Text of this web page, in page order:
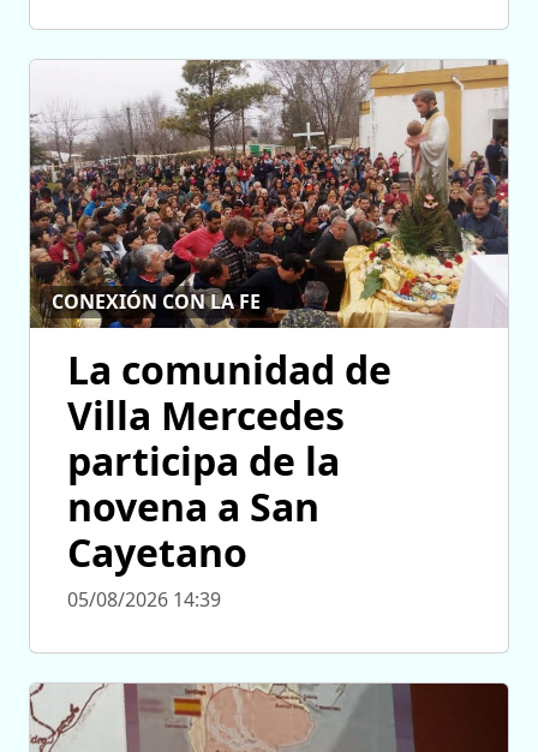
CONEXIÓN CON LA FE
La comunidad de
Villa Mercedes
participa de la
novena a San
Cayetano
05/08/2026 14:39